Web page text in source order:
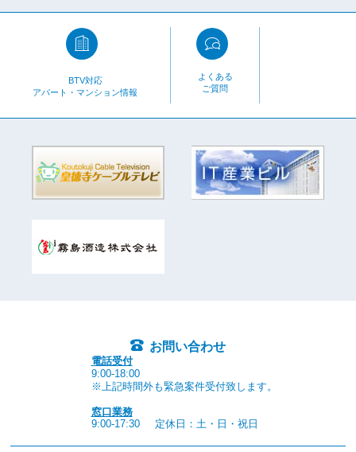
BTV対応
アパート・マンション情報
よくある
ご質問
お問い合わせ
電話受付
9:00-18:00
※上記時間外も緊急案件受付致します。
窓口業務
9:00-17:30
定休日：土・日・祝日